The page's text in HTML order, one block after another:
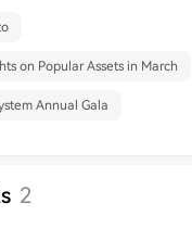
on Popular Assets in March
Annual Gala
2